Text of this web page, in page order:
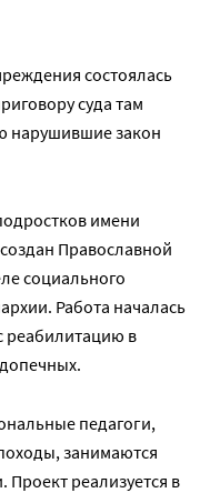
состоялась
суда там
нарушившие закон
имени
Православной
социального
Работа началась
реабилитацию в
педагоги,
занимаются
реализуется в